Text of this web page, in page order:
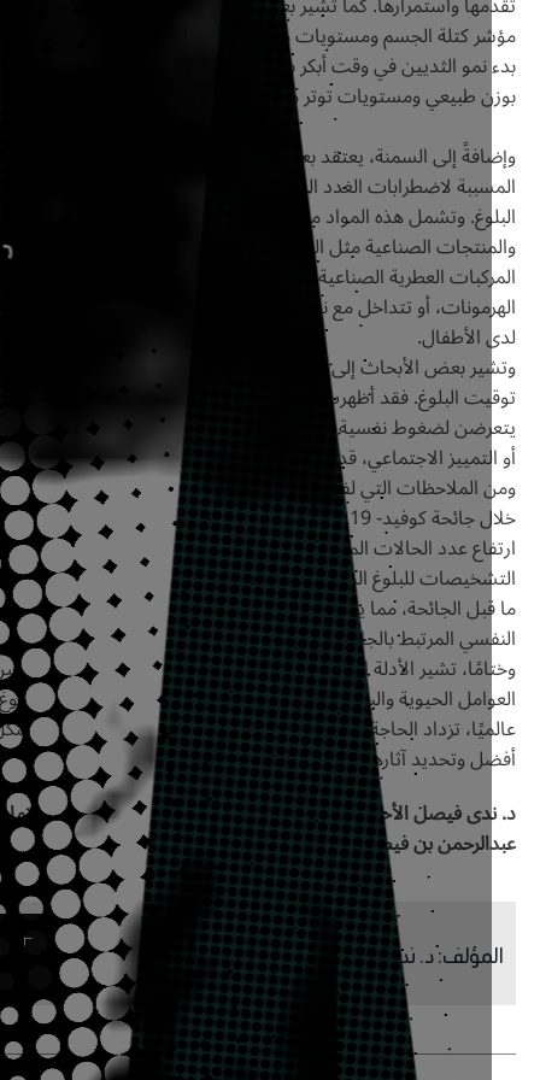
كتلة الجسم ومستويات مرتفعة من هرمونات التوتر، قد يؤدي إلى
الثديين في وقت أبكر بعدة أشهر، مقارنةً بالفتيات اللواتي يتمتعن
طبيعي ومستويات توتر منخفضة.
إلى السمنة، يعتقد بعض الباحثين أن التعرُّض للمواد الكيميائية
لاضطرابات الغدد الصماء، قد يسهم أيضًا في تسريع توقيت
وتشمل هذه المواد مركبات كيميائية موجودة في البلاستيك،
العطرية الصناعية. ويمكن لهذه المواد أن تحاكي عمل
أو تتداخل مع نشاطها، وهو ما قد يؤثر في النظام الهرموني
بعض الأبحاث إلى أن العوامل النفسية والاجتماعية قد تؤثر في
البلوغ. فقد أظهرت دراسات متخصصة أن الفتيات اللواتي
لضغوط نفسية شديدة في الطفولة، مثل العنف الأسري أو الفقر
الاجتماعي، قد يبدأن البلوغ في سن أصغر مقارنةً بغيرهن.
التي لفتت اهتمام الباحثين زيادة حالات البلوغ المبكر
خلال جائحة كوفيد- 19. فقد لاحظ أطباء الغدد الصماء في دول عديدة
عدد الحالات المحالة لتقييم البلوغ المبكر. فقد ارتفعت نسبة
التشخيصات للبلوغ المبكر بين مارس 2020م وفبراير 2021م، مقارنةً بفترة
الجائحة، مما يشير إلى تأثير محتمل لنمط الحياة المتغير والضغط
المرتبط بالجائحة في توقيت البلوغ.
تشير الأدلة العلمية إلى أن توقيت البلوغ يتأثر بتفاعل معقَّد بين
الحيوية والبيئية والاجتماعية. ومع استمرار انخفاض سن البلوغ
تزداد الحاجة إلى دراسات طويلة المدى لفهم هذه الظاهرة بشكل
وتحديد آثارها الصحية على المدى البعيد.
فيصل الأحمدي: أستاذ الوراثة الجزيئية المساعد - جامعة الإمام
بن فيصل
:د. ندى الأحمدي